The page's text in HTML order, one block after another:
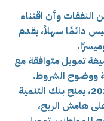
النفقات وأن اقتناء
دائمًا سهلاً، يقدم
تمويل متوافقة مع
ووضوح الشروط.
وبمناسبة شهر رمضان المبارك لسنة 2026، يمنح بنك التنمية
استثنائيًا بنسبة 50٪ على هامش الربح،